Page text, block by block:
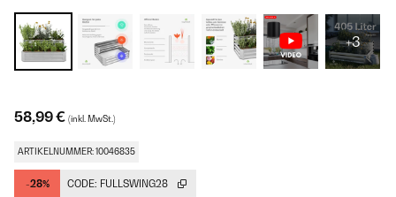
+3
58,99 € (inkl. MwSt.)
ARTIKELNUMMER: 10046835
-28% CODE: FULLSWING28